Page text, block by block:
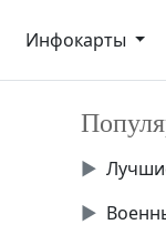
Инфокарты
▶
▶